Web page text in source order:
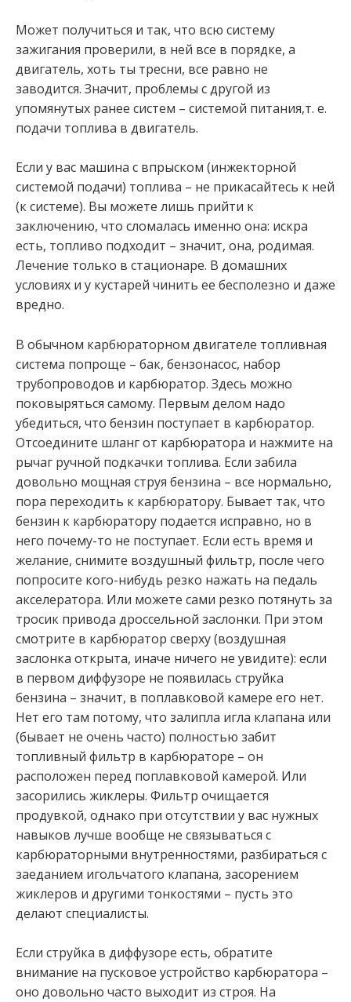
Может получиться и так, что всю систему
зажигания проверили, в ней все в порядке, а
двигатель, хоть ты тресни, все равно не
заводится. Значит, проблемы с другой из
упомянутых ранее систем – системой питания,т. е.
подачи топлива в двигатель.
Если у вас машина с впрыском (инжекторной
системой подачи) топлива – не прикасайтесь к ней
(к системе). Вы можете лишь прийти к
заключению, что сломалась именно она: искра
есть, топливо подходит – значит, она, родимая.
Лечение только в стационаре. В домашних
условиях и у кустарей чинить ее бесполезно и даже
вредно.
В обычном карбюраторном двигателе топливная
система попроще – бак, бензонасос, набор
трубопроводов и карбюратор. Здесь можно
поковыряться самому. Первым делом надо
убедиться, что бензин поступает в карбюратор.
Отсоедините шланг от карбюратора и нажмите на
рычаг ручной подкачки топлива. Если забила
довольно мощная струя бензина – все нормально,
пора переходить к карбюратору. Бывает так, что
бензин к карбюратору подается исправно, но в
него почему-то не поступает. Если есть время и
желание, снимите воздушный фильтр, после чего
попросите кого-нибудь резко нажать на педаль
акселератора. Или можете сами резко потянуть за
тросик привода дроссельной заслонки. При этом
смотрите в карбюратор сверху (воздушная
заслонка открыта, иначе ничего не увидите): если
в первом диффузоре не появилась струйка
бензина – значит, в поплавковой камере его нет.
Нет его там потому, что залипла игла клапана или
(бывает не очень часто) полностью забит
топливный фильтр в карбюраторе – он
расположен перед поплавковой камерой. Или
засорились жиклеры. Фильтр очищается
продувкой, однако при отсутствии у вас нужных
навыков лучше вообще не связываться с
карбюраторными внутренностями, разбираться с
заеданием игольчатого клапана, засорением
жиклеров и другими тонкостями – пусть это
делают специалисты.
Если струйка в диффузоре есть, обратите
внимание на пусковое устройство карбюратора –
оно довольно часто выходит из строя. На